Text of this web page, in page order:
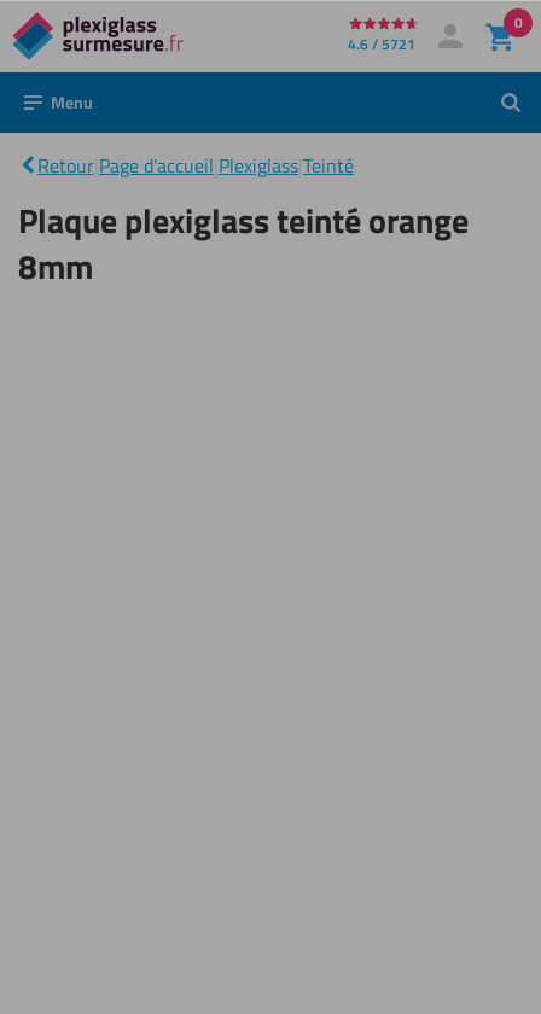
Directement
au
contenu
4.6 / 5721 Mon compte
Se connecter
0
Menu
Retour Page d'accueil PlexiglassTeinté
Plaque
teinté
orange
8mm
Plaque plexiglass teinté orange
8mm